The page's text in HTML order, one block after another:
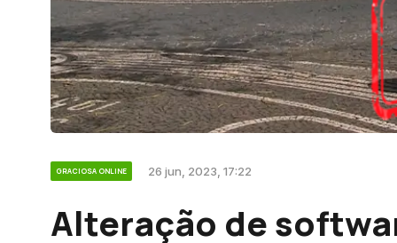
GRACIOSA ONLINE 26 jun, 2023, 17:22
Alteração de